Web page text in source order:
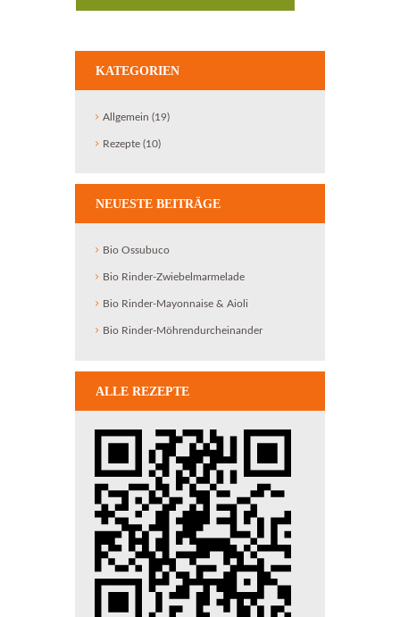
KATEGORIEN
Allgemein (19)
Rezepte (10)
NEUESTE BEITRÄGE
Bio Ossubuco
Bio Rinder-Zwiebelmarmelade
Bio Rinder-Mayonnaise & Aioli
Bio Rinder-Möhrendurcheinander
ALLE REZEPTE